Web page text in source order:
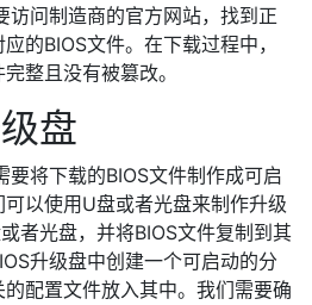
访问制造商的官方网站，找到正
的BIOS文件。在下载过程中，
整且没有被篡改。
盘
要将下载的BIOS文件制作成可启
以使用U盘或者光盘来制作升级
者光盘，并将BIOS文件复制到其
升级盘中创建一个可启动的分
配置文件放入其中。我们需要确